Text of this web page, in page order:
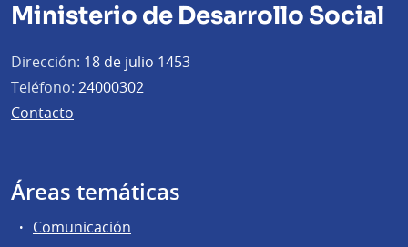
Ministerio de Desarrollo Social
Dirección: 18 de julio 1453
Teléfono: 24000302
Contacto
Áreas temáticas
Comunicación